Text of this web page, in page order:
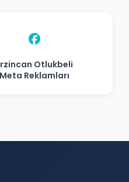
Otlukbeli
Meta Reklamları